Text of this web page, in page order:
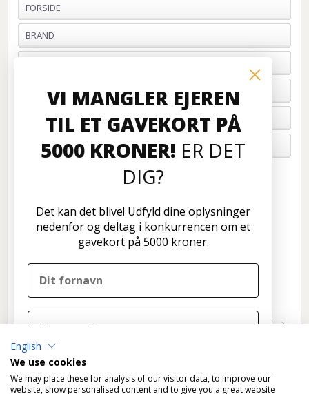
FORSIDE
BRAND
BETALING
FORTRYD ORDRE
OM OS
Formervangen 17
2600 Glostrup
Nyhedsbrev
English
We use cookies
We may place these for analysis of our visitor data, to improve our
website, show personalised content and to give you a great website
VI MANGLER EJEREN
TIL ET GAVEKORT PÅ
5000 KRONER! ER DET
DIG?
Det kan det blive! Udfyld dine oplysninger
nedenfor og deltag i konkurrencen om et
gavekort på 5000 kroner.
DELTAG I KONKURRENCEN